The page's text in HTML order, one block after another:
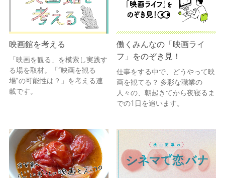
映画館を考える
「映画を観る」を模索し実践す
る場を取材。「“映画を観る
場”の可能性は？」を考える連
載です。
働くみんなの「映画ライ
フ」をのぞき見！
仕事をする中で、どうやって映
画を観てる？ 多彩な職業の
人々の、朝起きてから夜寝るま
での1日を追います。